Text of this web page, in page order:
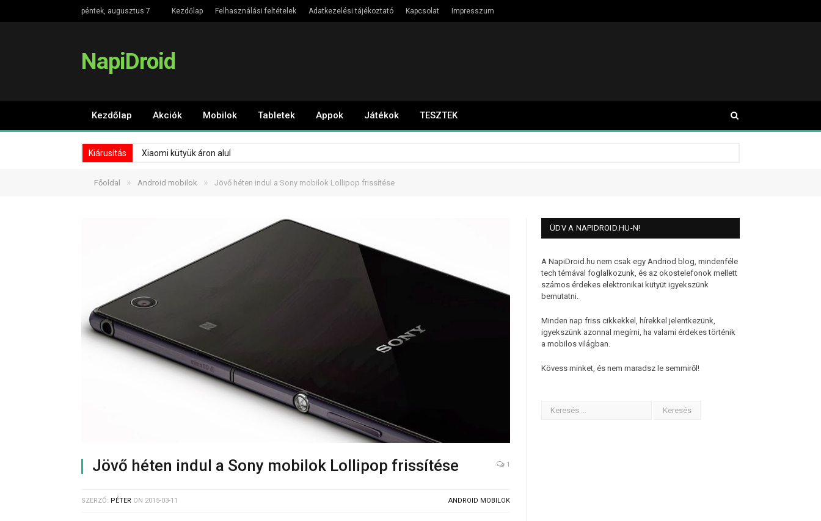
péntek, augusztus 7 Kezdőlap Felhasználási feltételek Adatkezelési tájékoztató Kapcsolat Impresszum
NapiDroid
Kezdőlap Akciók Mobilok Tabletek Appok Játékok TESZTEK
Kiárusítás Xiaomi kütyük áron alul
Főoldal » Android mobilok » Jövő héten indul a Sony mobilok Lollipop frissítése
Jövő héten indul a Sony mobilok Lollipop frissítése 1
SZERZŐ: PÉTER ON 2015-03-11 ANDROID MOBILOK
ÜDV A NAPIDROID.HU-N!
A NapiDroid.hu nem csak egy Andriod blog, mindenféle
tech témával foglalkozunk, és az okostelefonok mellett
számos érdekes elektronikai kütyüt igyekszünk
bemutatni.
Minden nap friss cikkekkel, hírekkel jelentkezünk,
igyekszünk azonnal megírni, ha valami érdekes történik
a mobilos világban.
Kövess minket, és nem maradsz le semmiről!